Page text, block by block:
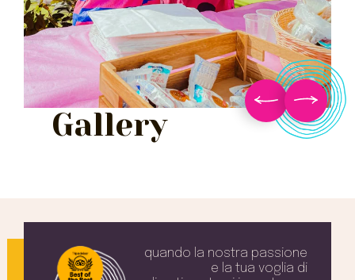
Gallery
quando la nostra passione
e la tua voglia di